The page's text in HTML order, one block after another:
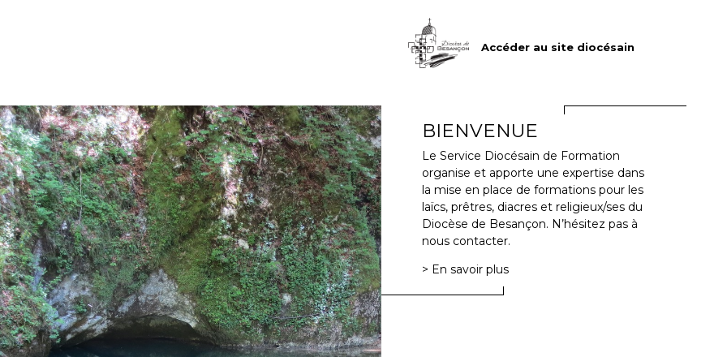
Accéder au site diocésain
BIENVENUE
Le Service Diocésain de Formation
organise et apporte une expertise dans
la mise en place de formations pour les
laïcs, prêtres, diacres et religieux/ses du
Diocèse de Besançon. N’hésitez pas à
nous contacter.
> En savoir plus